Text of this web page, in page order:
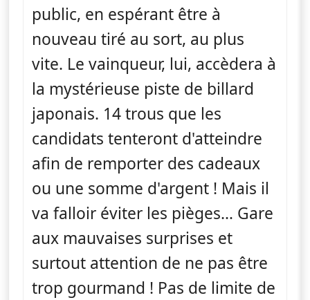
public, en espérant être à
nouveau tiré au sort, au plus
vite. Le vainqueur, lui, accèdera à
la mystérieuse piste de billard
japonais. 14 trous que les
candidats tenteront d'atteindre
afin de remporter des cadeaux
ou une somme d'argent ! Mais il
va falloir éviter les pièges… Gare
aux mauvaises surprises et
surtout attention de ne pas être
trop gourmand ! Pas de limite de